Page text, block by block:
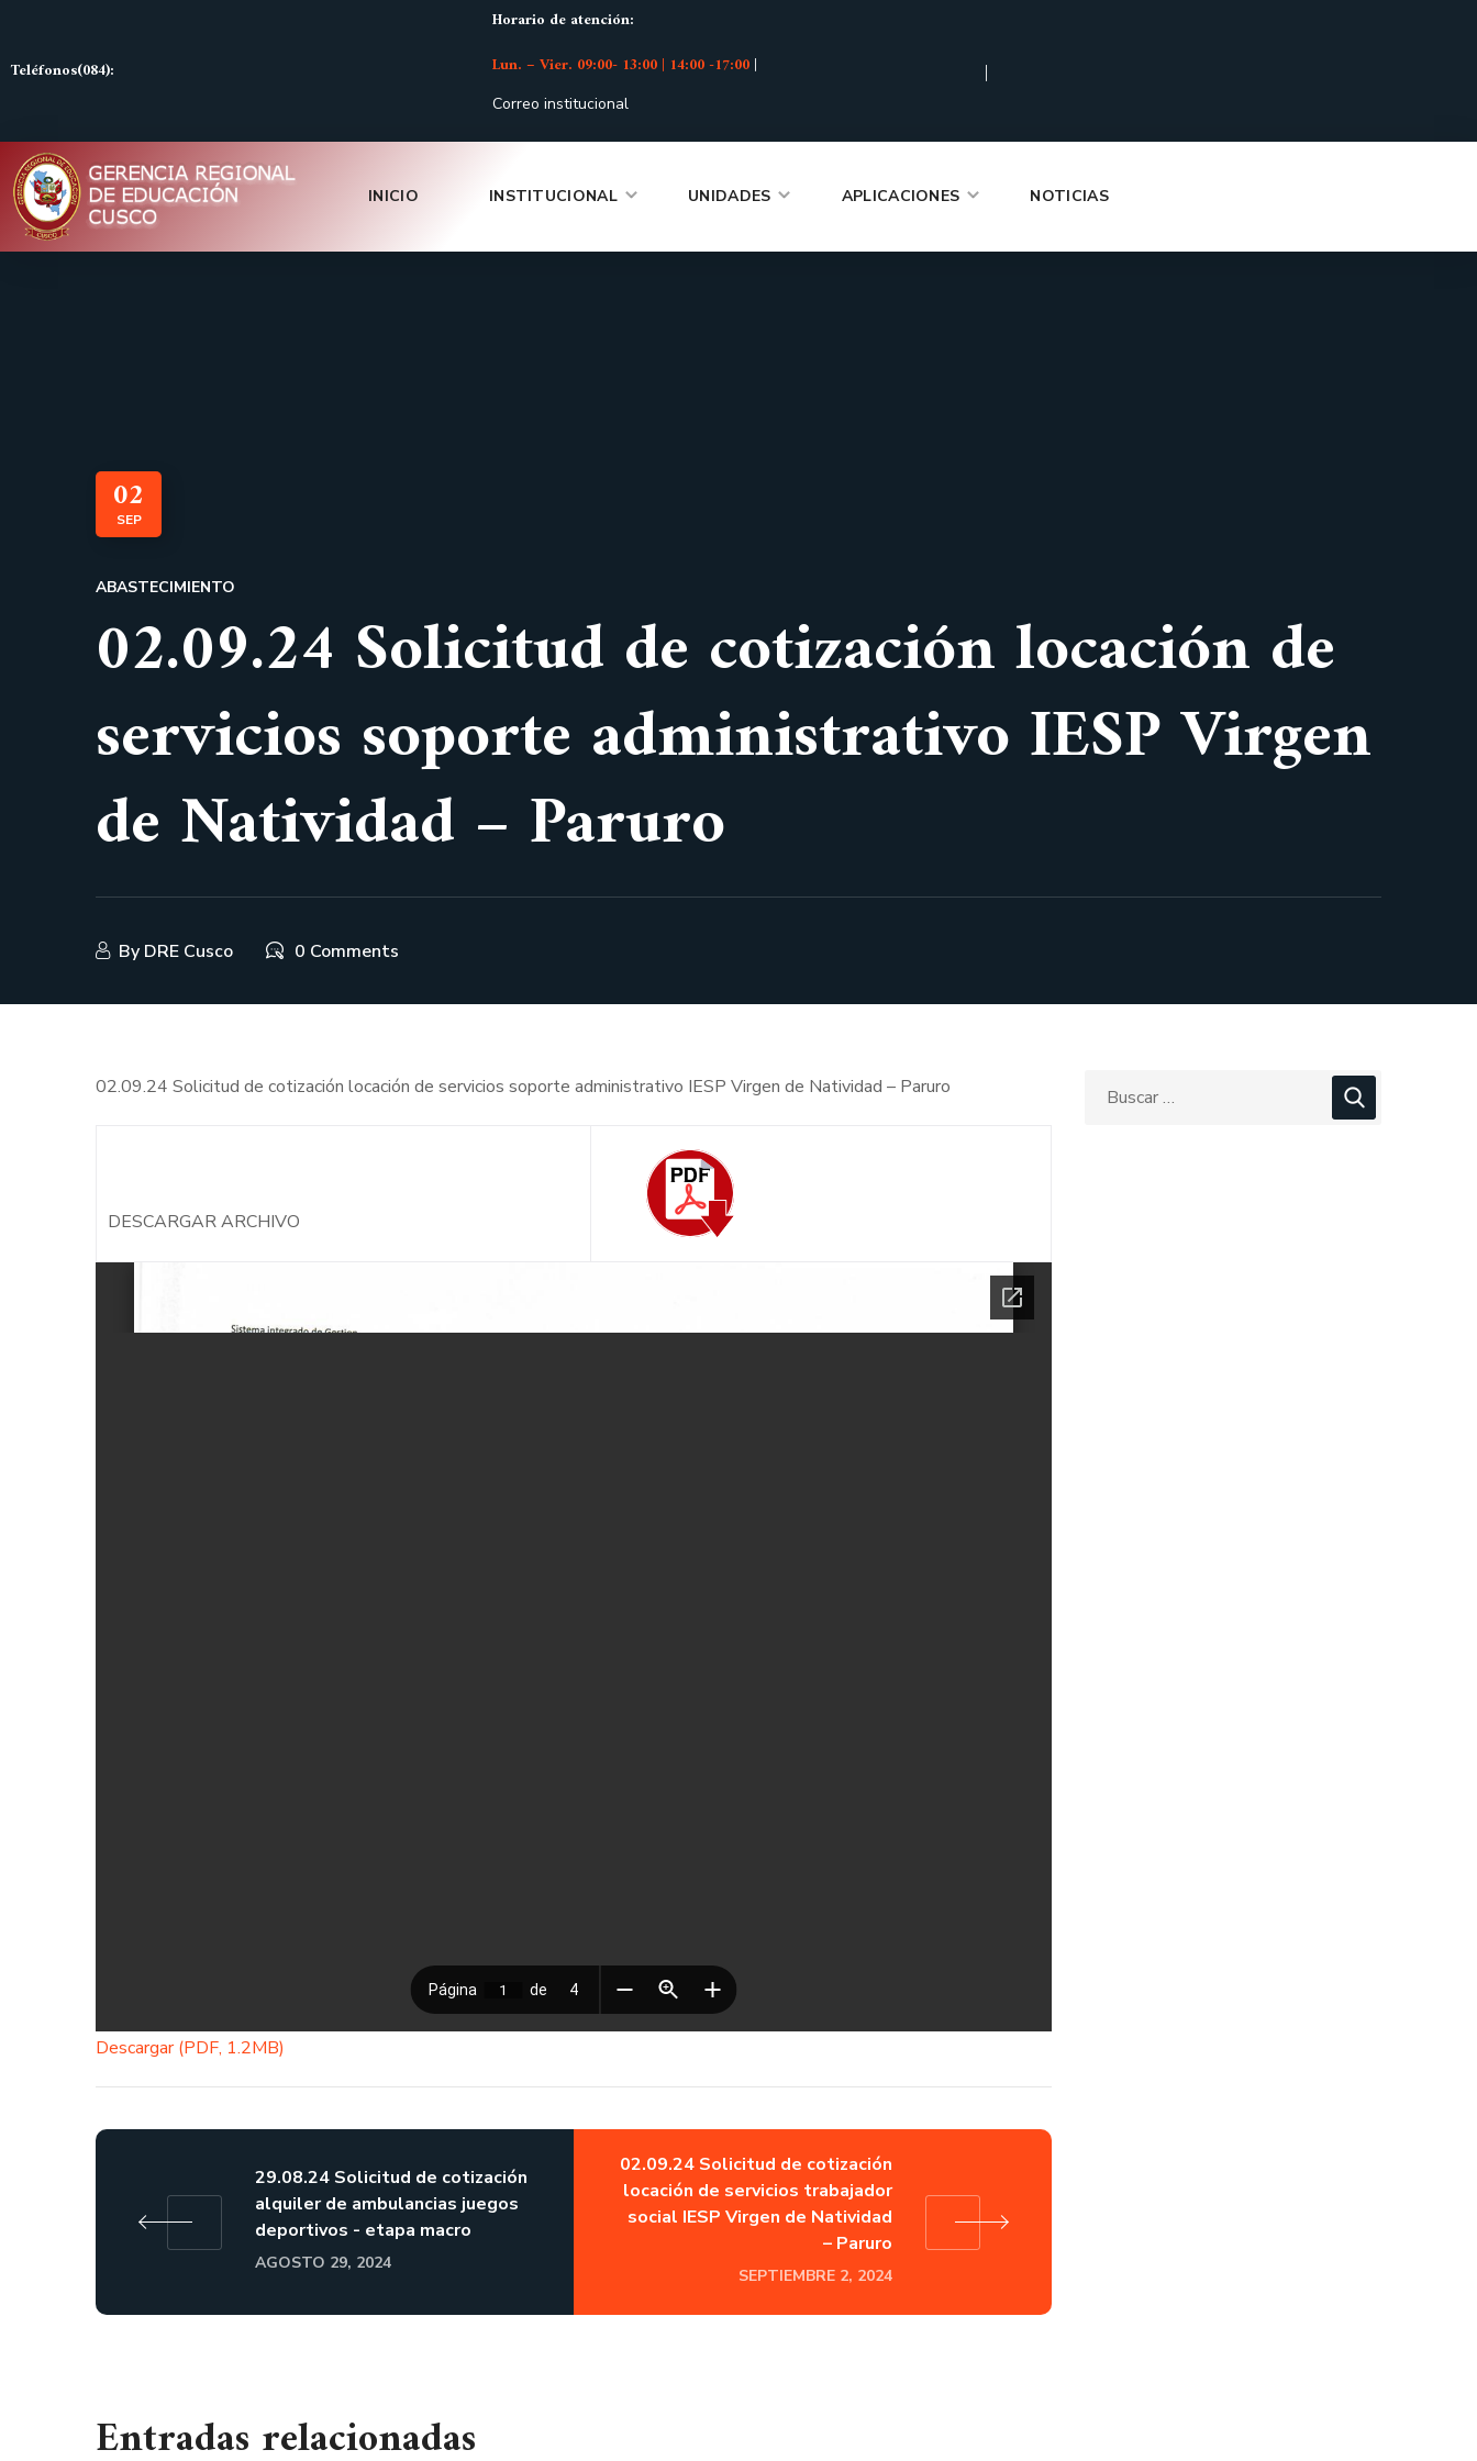
Teléfonos(084):
Horario de atención:
Lun. – Vier. 09:00- 13:00 | 14:00 -17:00|
Correo institucional
|
INICIO INSTITUCIONAL UNIDADES APLICACIONES NOTICIAS
02
SEP
ABASTECIMIENTO
02.09.24 Solicitud de cotización locación de
servicios soporte administrativo IESP Virgen
de Natividad – Paruro
By DRE Cusco 0 Comments
02.09.24 Solicitud de cotización locación de servicios soporte administrativo IESP Virgen de Natividad – Paruro
DESCARGAR ARCHIVO
Descargar (PDF, 1.2MB)
29.08.24 Solicitud de cotización
alquiler de ambulancias juegos
deportivos - etapa macro
AGOSTO 29, 2024
02.09.24 Solicitud de cotización
locación de servicios trabajador
social IESP Virgen de Natividad
– Paruro
SEPTIEMBRE 2, 2024
Entradas relacionadas